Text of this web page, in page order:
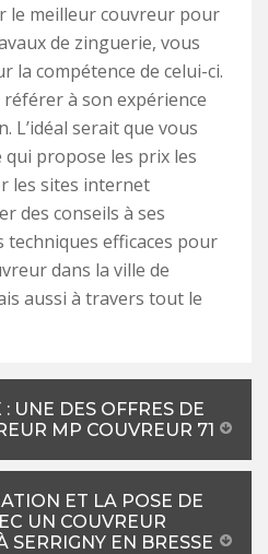
le meilleur couvreur pour
de zinguerie, vous
la compétence de celui-ci.
à son expérience
L’idéal serait que vous
propose les prix les
les sites internet
des conseils à ses
techniques efficaces pour
dans la ville de
aussi à travers tout le
UNE DES OFFRES DE
MP COUVREUR 71
ET LA POSE DE
UN COUVREUR
SERRIGNY EN BRESSE